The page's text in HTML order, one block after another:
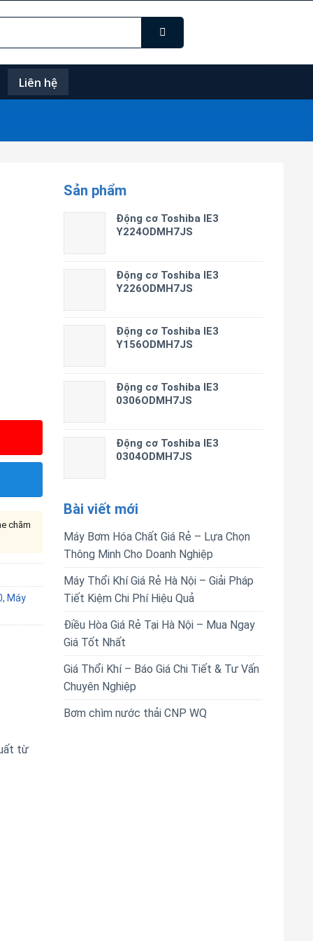
Liên hệ
Sản phẩm
Động cơ Toshiba IE3
Y224ODMH7JS
Động cơ Toshiba IE3
Y226ODMH7JS
Động cơ Toshiba IE3
Y156ODMH7JS
Động cơ Toshiba IE3
0306ODMH7JS
Động cơ Toshiba IE3
0304ODMH7JS
Bài viết mới
Máy Bơm Hóa Chất Giá Rẻ – Lựa Chọn
Thông Minh Cho Doanh Nghiệp
Máy Thổi Khí Giá Rẻ Hà Nội – Giải Pháp
Tiết Kiệm Chi Phí Hiệu Quả
Điều Hòa Giá Rẻ Tại Hà Nội – Mua Ngay
Giá Tốt Nhất
Giá Thổi Khí – Báo Giá Chi Tiết & Tư Vấn
Chuyên Nghiệp
Bơm chìm nước thải CNP WQ
chăm
, Máy
từ